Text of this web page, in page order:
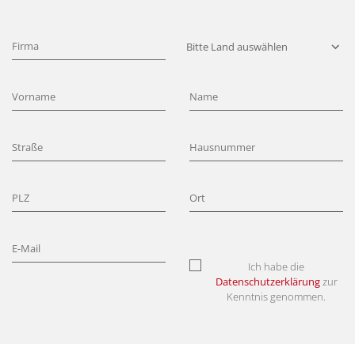
Ich habe die
Datenschutzerklärungzur
Kenntnis genommen.